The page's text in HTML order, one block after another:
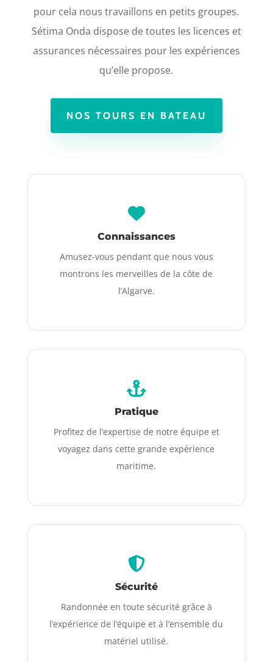
pour cela nous travaillons en petits groupes.
Sétima Onda dispose de toutes les licences et
assurances nécessaires pour les expériences
qu’elle propose.
NOS TOURS EN BATEAU
Connaissances
Amusez-vous pendant que nous vous
montrons les merveilles de la côte de
l’Algarve.
Pratique
Profitez de l’expertise de notre équipe et
voyagez dans cette grande expérience
maritime.
Sécurité
Randonnée en toute sécurité grâce à
l’expérience de l’équipe et à l’ensemble du
matériel utilisé.